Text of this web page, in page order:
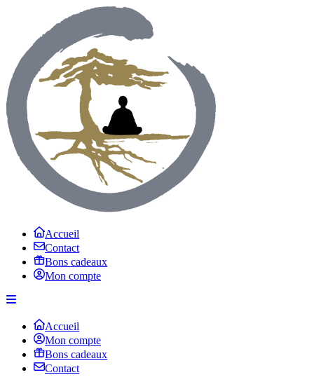
Accueil
Contact
Bons cadeaux
Mon compte
Accueil
Mon compte
Bons cadeaux
Contact